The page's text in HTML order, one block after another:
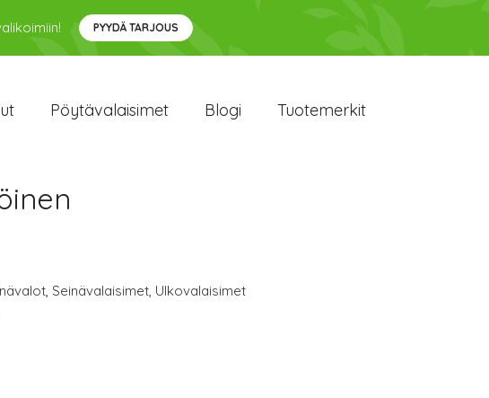
PYYDÄ TARJOUS
Pöytävalaisimet Blogi Tuotemerkit
, Seinävalaisimet, Ulkovalaisimet